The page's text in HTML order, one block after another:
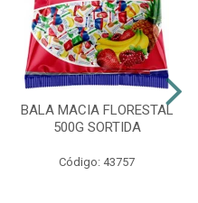
BALA MACIA FLORESTAL
500G SORTIDA
Código: 43757